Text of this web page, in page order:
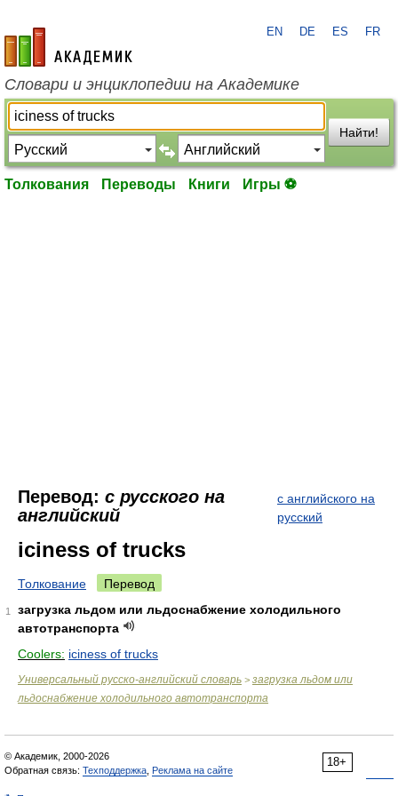
academic.ru
EN DE ES FR
Словари и энциклопедии на Академике
Найти!
Толкования Переводы Книги Игры ⚽
Перевод: с русского на
английский
с английского на
русский
iciness of trucks
Толкование Перевод
1
загрузка льдом или льдоснабжение холодильного
автотранспорта
Coolers: iciness of trucks
Универсальный русско-английский словарь > загрузка льдом или
льдоснабжение холодильного автотранспорта
18+
© Академик, 2000-2026
Обратная связь: Техподдержка Реклама на сайте